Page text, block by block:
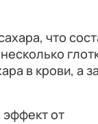
что
в крови, а
от